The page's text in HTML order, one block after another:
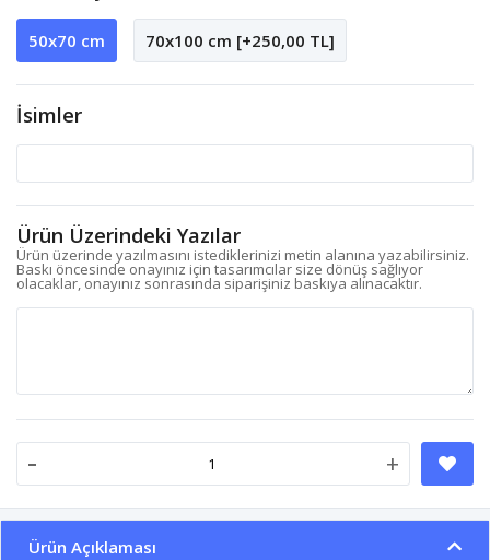
50x70 cm 70x100 cm [+250,00 TL]
İsimler
Ürün Üzerindeki Yazılar
Ürün üzerinde yazılmasını istediklerinizi metin alanına yazabilirsiniz.
Baskı öncesinde onayınız için tasarımcılar size dönüş sağlıyor
olacaklar, onayınız sonrasında siparişiniz baskıya alınacaktır.
- +
Ürün Açıklaması